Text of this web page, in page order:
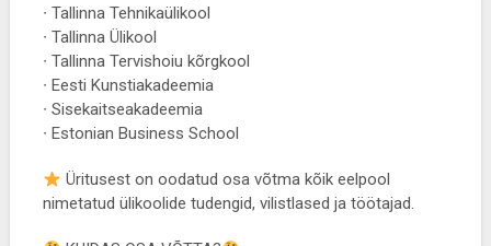
∙ Tallinna Tehnikaülikool
∙ Tallinna Ülikool
∙ Tallinna Tervishoiu kõrgkool
∙ Eesti Kunstiakadeemia
∙ Sisekaitseakadeemia
∙ Estonian Business School
Üritusest on oodatud osa võtma kõik eelpool
nimetatud ülikoolide tudengid, vilistlased ja töötajad.